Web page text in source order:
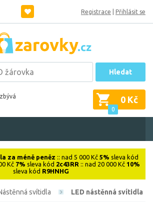
Registrace Přihlásit se
Hledat
zbývá
0
0 Kč
za méně peněz :: nad 5 000 Kč 5% sleva kód
Kč 7% sleva kód 2c43RR :: nad 20 000 Kč 10%
sleva kód R9HNHG
svítidla LED nástěnná svítidla